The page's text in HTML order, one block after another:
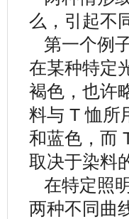
么，引起不
第一个例
在某种特定
褐色，也许
料与 T 恤所
和蓝色，而
取决于染料
在特定照
两种不同曲